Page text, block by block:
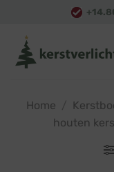
content
Home
houten